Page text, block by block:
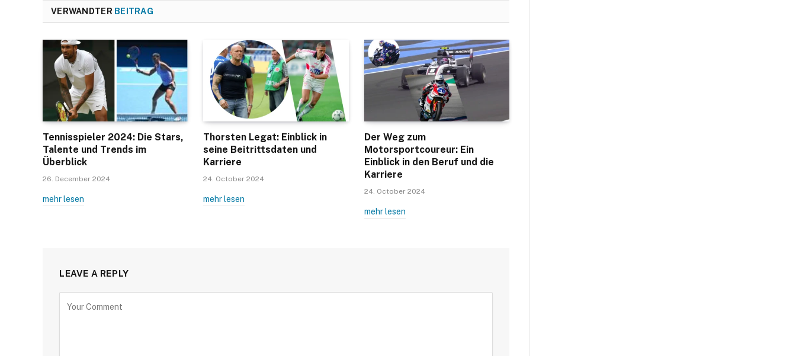
VERWANDTER BEITRAG
Tennisspieler 2024: Die Stars,
Talente und Trends im
Überblick
26. December 2024
mehr lesen
Thorsten Legat: Einblick in
seine Beitrittsdaten und
Karriere
24. October 2024
mehr lesen
Der Weg zum
Motorsportcoureur: Ein
Einblick in den Beruf und die
Karriere
24. October 2024
mehr lesen
LEAVE A REPLY